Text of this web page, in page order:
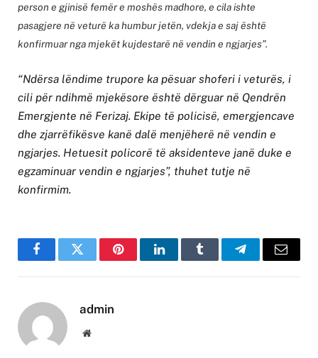
person e gjinisë femër e moshës madhore, e cila ishte
pasagjere në veturë ka humbur jetën, vdekja e saj është
konfirmuar nga mjekët kujdestarë në vendin e ngjarjes”.
“Ndërsa lëndime trupore ka pësuar shoferi i veturës, i
cili për ndihmë mjekësore është dërguar në Qendrën
Emergjente në Ferizaj. Ekipe të policisë, emergjencave
dhe zjarrëfikësve kanë dalë menjëherë në vendin e
ngjarjes. Hetuesit policorë të aksidenteve janë duke e
egzaminuar vendin e ngjarjes”, thuhet tutje në
konfirmim.
FacebookTwitter PinterestLinkedInTumblr TelegramEmail
admin
Website